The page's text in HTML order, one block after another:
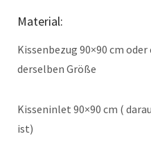
Material:
Kissenbezug 90×90 cm
derselben Größe
Kisseninlet 90×90 cm (
ist)